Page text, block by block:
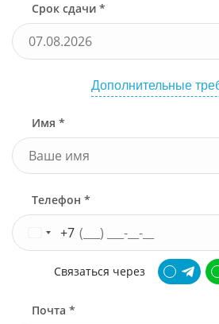
Срок сдачи *
Дополнительные
Имя *
Телефон *
+7
Связаться через
Почта *